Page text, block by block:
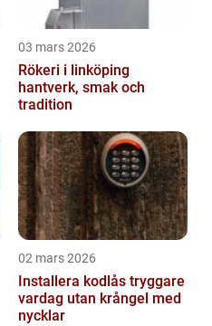
03 mars 2026
Rökeri i linköping
hantverk, smak och
tradition
02 mars 2026
Installera kodlås tryggare
vardag utan krångel med
nycklar